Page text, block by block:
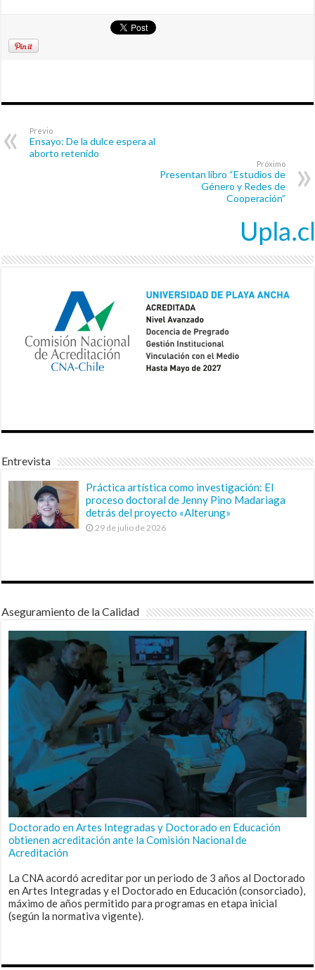
Previo
Ensayo: De la dulce espera al
aborto retenido
Próximo
Presentan libro “Estudios de
Género y Redes de
Cooperación”
Entrevista
Práctica artística como investigación: El
proceso doctoral de Jenny Pino Madariaga
detrás del proyecto «Alterung»
29 de julio de 2026
Aseguramiento de la Calidad
Doctorado en Artes Integradas y Doctorado en Educación
obtienen acreditación ante la Comisión Nacional de
Acreditación
La CNA acordó acreditar por un periodo de 3 años al Doctorado
en Artes Integradas y el Doctorado en Educación (consorciado),
máximo de años permitido para programas en etapa inicial
(según la normativa vigente).